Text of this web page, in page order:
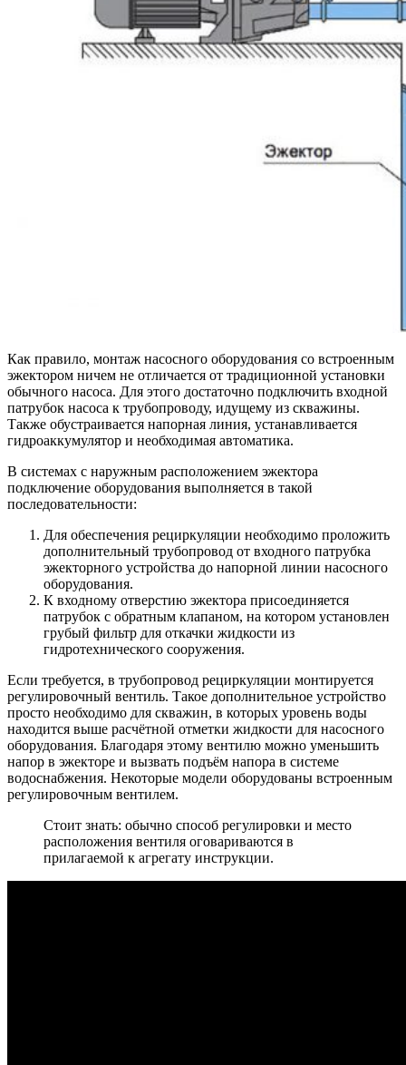
Как правило, монтаж насосного оборудования со встроенным
эжектором ничем не отличается от традиционной установки
обычного насоса. Для этого достаточно подключить входной
патрубок насоса к трубопроводу, идущему из скважины.
Также обустраивается напорная линия, устанавливается
гидроаккумулятор и необходимая автоматика.
В системах с наружным расположением эжектора
подключение оборудования выполняется в такой
последовательности:
Для обеспечения рециркуляции необходимо проложить
дополнительный трубопровод от входного патрубка
эжекторного устройства до напорной линии насосного
оборудования.
К входному отверстию эжектора присоединяется
патрубок с обратным клапаном, на котором установлен
грубый фильтр для откачки жидкости из
гидротехнического сооружения.
Если требуется, в трубопровод рециркуляции монтируется
регулировочный вентиль. Такое дополнительное устройство
просто необходимо для скважин, в которых уровень воды
находится выше расчётной отметки жидкости для насосного
оборудования. Благодаря этому вентилю можно уменьшить
напор в эжекторе и вызвать подъём напора в системе
водоснабжения. Некоторые модели оборудованы встроенным
регулировочным вентилем.
Стоит знать: обычно способ регулировки и место
расположения вентиля оговариваются в
прилагаемой к агрегату инструкции.